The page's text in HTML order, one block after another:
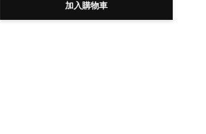
加入購物車